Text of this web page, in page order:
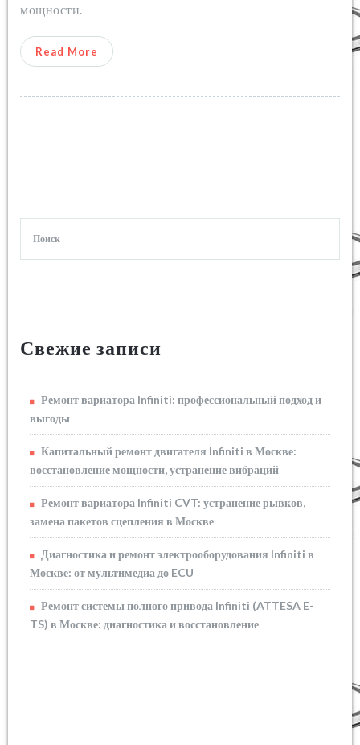
мощности.
Read More
Свежие записи
Ремонт вариатора Infiniti: профессиональный подход и
выгоды
Капитальный ремонт двигателя Infiniti в Москве:
восстановление мощности, устранение вибраций
Ремонт вариатора Infiniti CVT: устранение рывков,
замена пакетов сцепления в Москве
Диагностика и ремонт электрооборудования Infiniti в
Москве: от мультимедиа до ECU
Ремонт системы полного привода Infiniti (ATTESA E-
TS) в Москве: диагностика и восстановление